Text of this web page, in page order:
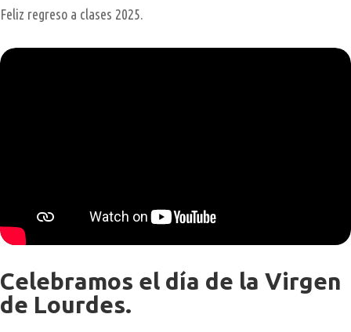
Feliz regreso a clases 2025.
Celebramos el día de la Virgen
de Lourdes.